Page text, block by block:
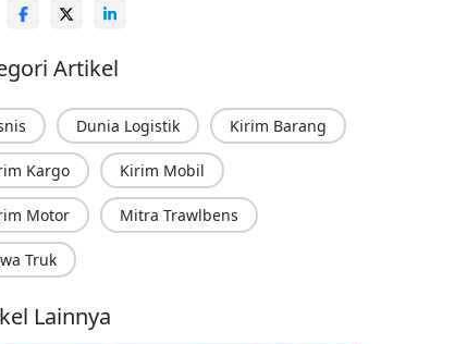
Artikel
Dunia Logistik Kirim Barang
Kargo Kirim Mobil
Motor Mitra Trawlbens
Truk
Lainnya